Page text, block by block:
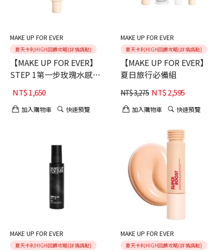
MAKE UP FOR EVER
夏天卡利HIGH回饋攻略(詳情請點)
【MAKE UP FOR EVER】
STEP 1第一步玫瑰水感防
曬乳
NT$1,650
加入購物車 快速預覽
MAKE UP FOR EVER
夏天卡利HIGH回饋攻略(詳情請點)
【MAKE UP FOR EVER】
夏日旅行必備組
NT$3,275 NT$2,595
加入購物車 快速預覽
MAKE UP FOR EVER
夏天卡利HIGH回饋攻略(詳情請點)
MAKE UP FOR EVER
夏天卡利HIGH回饋攻略(詳情請點)